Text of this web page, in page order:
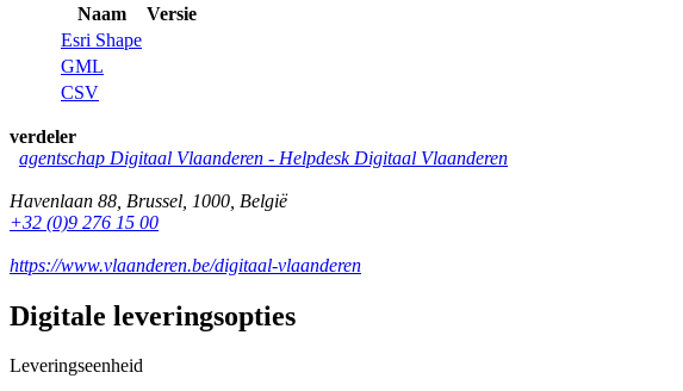
Naam
Versie
Esri Shape
GML
CSV
verdeler
agentschap Digitaal Vlaanderen - Helpdesk Digitaal Vlaanderen
Havenlaan 88 Brussel 1000 België
+32 (0)9 276 15 00
https://www.vlaanderen.be/digitaal-vlaanderen
Digitale leveringsopties
Leveringseenheid